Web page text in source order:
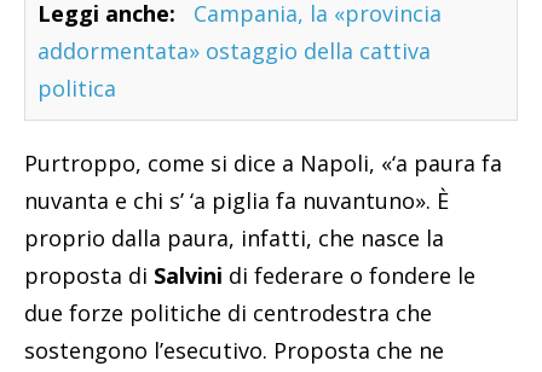
Leggi anche:
Campania, la «provincia
addormentata» ostaggio della cattiva
politica
Purtroppo, come si dice a Napoli, «‘a paura fa
nuvanta e chi s’ ‘a piglia fa nuvantuno». È
proprio dalla paura, infatti, che nasce la
proposta di Salvini di federare o fondere le
due forze politiche di centrodestra che
sostengono l’esecutivo. Proposta che ne